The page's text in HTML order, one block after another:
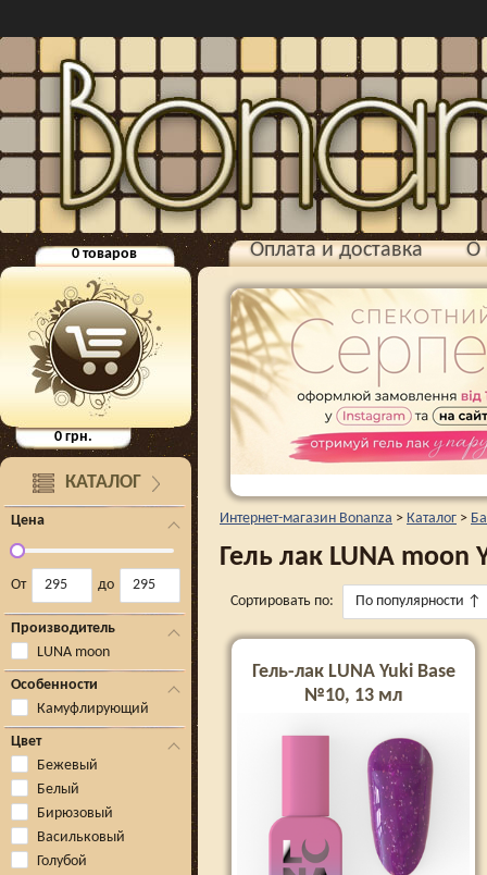
0товаров
0грн.
КАТАЛОГ
Цена
От до
Производитель
LUNA moon
Особенности
Камуфлирующий
Цвет
Бежевый
Белый
Бирюзовый
Васильковый
Голубой
Оплата и доставка О
Интернет-магазин Bonanza > Каталог >
Гель лак LUNA moon
Сортировать по: По популярности ↑
Гель-лак LUNA Yuki Base
№10, 13 мл